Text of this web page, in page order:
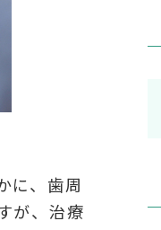
に、歯周
が、治療